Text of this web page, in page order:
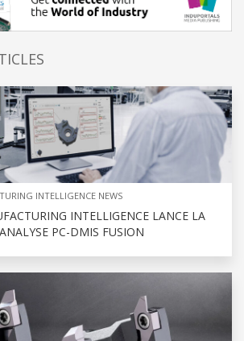
INTELLIGENCE NEWS
INTELLIGENCE LANCE LA
PC-DMIS FUSION